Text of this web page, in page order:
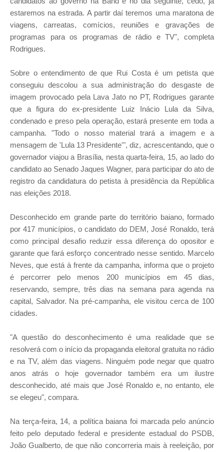
estaremos na estrada. A partir daí teremos uma maratona de
viagens, carreatas, comícios, reuniões e gravações de
programas para os programas de rádio e TV", completa
Rodrigues.
Sobre o entendimento de que Rui Costa é um petista que
conseguiu descolou a sua administração do desgaste de
imagem provocado pela Lava Jato no PT, Rodrigues garante
que a figura do ex-presidente Luiz Inácio Lula da Silva,
condenado e preso pela operação, estará presente em toda a
campanha. "Todo o nosso material trará a imagem e a
mensagem de 'Lula 13 Presidente'", diz, acrescentando, que o
governador viajou a Brasília, nesta quarta-feira, 15, ao lado do
candidato ao Senado Jaques Wagner, para participar do ato de
registro da candidatura do petista à presidência da República
nas eleições 2018.
Desconhecido em grande parte do território baiano, formado
por 417 municípios, o candidato do DEM, José Ronaldo, terá
como principal desafio reduzir essa diferença do opositor e
garante que fará esforço concentrado nesse sentido. Marcelo
Neves, que está à frente da campanha, informa que o projeto
é percorrer pelo menos 200 municípios em 45 dias,
reservando, sempre, três dias na semana para agenda na
capital, Salvador. Na pré-campanha, ele visitou cerca de 100
cidades.
"A questão do desconhecimento é uma realidade que se
resolverá com o início da propaganda eleitoral gratuita no rádio
e na TV, além das viagens. Ninguém pode negar que quatro
anos atrás o hoje governador também era um ilustre
desconhecido, até mais que José Ronaldo e, no entanto, ele
se elegeu", compara.
Na terça-feira, 14, a política baiana foi marcada pelo anúncio
feito pelo deputado federal e presidente estadual do PSDB,
João Gualberto, de que não concorreria mais à reeleição, por